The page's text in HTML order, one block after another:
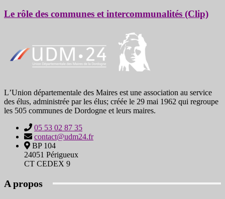
Le rôle des communes et intercommunalités (Clip)
LʼUnion départementale des Maires est une association au service
des élus, administrée par les élus; créée le 29 mai 1962 qui regroupe
les 505 communes de Dordogne et leurs maires.
05 53 02 87 35
contact@udm24.fr
BP 104
24051 Périgueux
CT CEDEX 9
A propos